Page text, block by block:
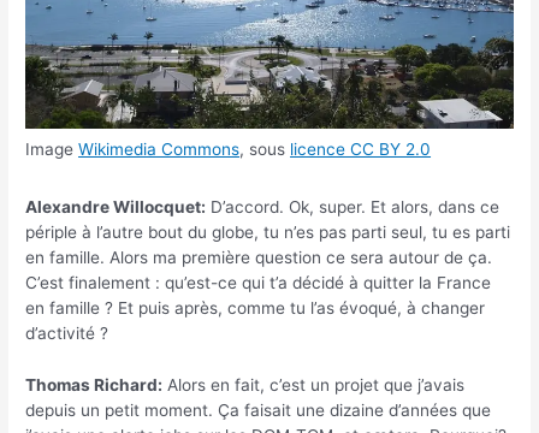
ImageWikimedia Commons, sous licence CC BY 2.0
Alexandre Willocquet: D’accord. Ok, super. Et alors, dans ce
périple à l’autre bout du globe, tu n’es pas parti seul, tu es parti
en famille. Alors ma première question ce sera autour de ça.
C’est finalement : qu’est-ce qui t’a décidé à quitter la France
en famille ? Et puis après, comme tu l’as évoqué, à changer
d’activité ?
Thomas Richard: Alors en fait, c’est un projet que j’avais
depuis un petit moment. Ça faisait une dizaine d’années que